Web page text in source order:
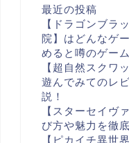
最近の投稿
【ドラゴンブラ
院】はどんなゲ
めると噂のゲー
【超自然スクワ
遊んでみてのレ
説！
【スターセイヴ
び方や魅力を徹
【ピカイチ異世